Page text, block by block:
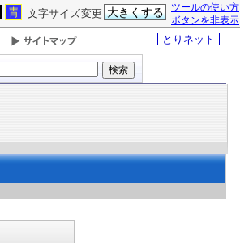
ツールの使い方
ボタンを非表示
文字サイズ変更 大きくする
青
とりネット